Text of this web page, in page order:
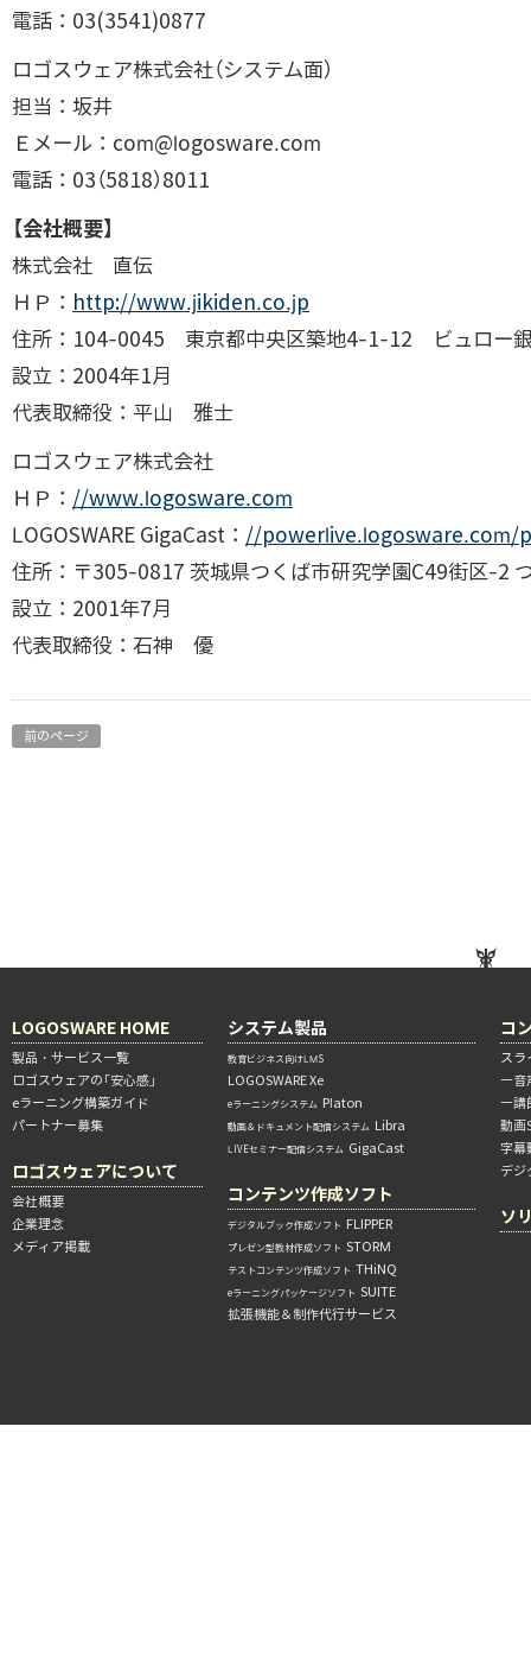
電話：03(3541)0877
ロゴスウェア株式会社（システム面）
担当：坂井
Ｅメール：com@logosware.com
電話：03（5818）8011
【会社概要】
株式会社 直伝
ＨＰ： http://www.jikiden.co.jp
住所：104-0045 東京都中央区築地4-1-12 ビュロー
設立：2004年1月
代表取締役：平山 雅士
ロゴスウェア株式会社
ＨＰ： //www.logosware.com
LOGOSWARE GigaCast： //powerlive.logosware.com/
住所：〒305-0817 茨城県つくば市研究学園C49街区-2
設立：2001年7月
代表取締役：石神 優
前のページ
LOGOSWARE HOME
製品・サービス一覧
ロゴスウェアの「安心感」
eラーニング構築ガイド
パートナー募集
ロゴスウェアについて
会社概要
企業理念
メディア掲載
システム製品
教育ビジネス向けLMS
LOGOSWARE Xe
eラーニングシステム Platon
動画＆ドキュメント配信システム Libra
LIVEセミナー配信システム GigaCast
コンテンツ作成ソフト
デジタルブック作成ソフト FLIPPER
プレゼン型教材作成ソフト STORM
テストコンテンツ作成ソフト THiNQ
eラーニングパッケージソフト SUITE
拡張機能＆制作代行サービス
コ
スラ
―音
―講
動画
字幕
デジ
ソ